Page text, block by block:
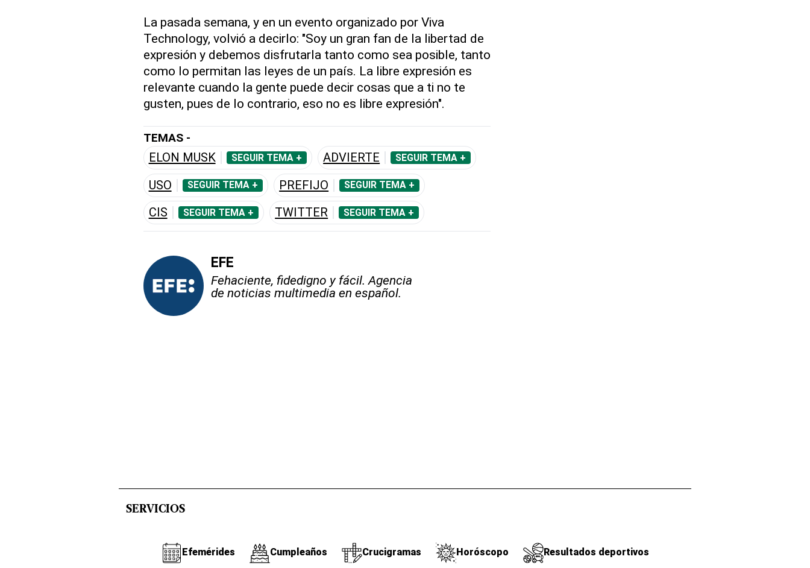
La pasada semana, y en un evento organizado por Viva
Technology, volvió a decirlo: "Soy un gran fan de la libertad de
expresión y debemos disfrutarla tanto como sea posible, tanto
como lo permitan las leyes de un país. La libre expresión es
relevante cuando la gente puede decir cosas que a ti no te
gusten, pues de lo contrario, eso no es libre expresión".
TEMAS -
ELON MUSK SEGUIR TEMA + ADVIERTE SEGUIR TEMA +
USO SEGUIR TEMA + PREFIJO SEGUIR TEMA +
CIS SEGUIR TEMA + TWITTER SEGUIR TEMA +
EFE
Fehaciente, fidedigno y fácil. Agencia
de noticias multimedia en español.
SERVICIOS
Efemérides Cumpleaños Crucigramas Horóscopo Resultados deportivos